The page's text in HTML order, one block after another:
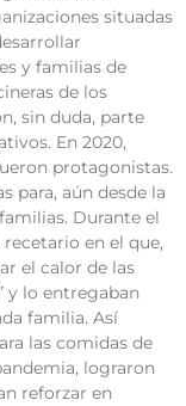
situadas
y familias de
de los
sin duda, parte
En 2020,
protagonistas.
para, aún desde la
Durante el
en el que,
el calor de las
y lo entregaban
familia. Así
las comidas de
lograron
reforzar en